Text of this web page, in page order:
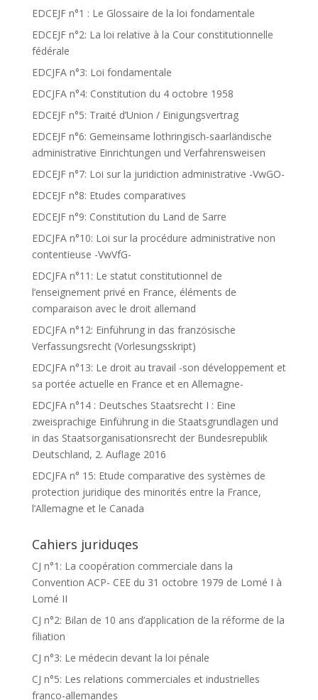
EDCEJF n°1 : Le Glossaire de la loi fondamentale
EDCEJF n°2: La loi relative à la Cour constitutionnelle
fédérale
EDCJFA n°3: Loi fondamentale
EDCJFA n°4: Constitution du 4 octobre 1958
EDCEJF n°5: Traité d’Union / Einigungsvertrag
EDCEJF n°6: Gemeinsame lothringisch-saarländische
administrative Einrichtungen und Verfahrensweisen
EDCEJF n°7: Loi sur la juridiction administrative -VwGO-
EDCEJF n°8: Etudes comparatives
EDCEJF n°9: Constitution du Land de Sarre
EDCJFA n°10: Loi sur la procédure administrative non
contentieuse -VwVfG-
EDCJFA n°11: Le statut constitutionnel de
l’enseignement privé en France, éléments de
comparaison avec le droit allemand
EDCJFA n°12: Einführung in das französische
Verfassungsrecht (Vorlesungsskript)
EDCJFA n°13: Le droit au travail -son développement et
sa portée actuelle en France et en Allemagne-
EDCJFA n°14 : Deutsches Staatsrecht I : Eine
zweisprachige Einführung in die Staatsgrundlagen und
in das Staatsorganisationsrecht der Bundesrepublik
Deutschland, 2. Auflage 2016
EDCJFA n° 15: Etude comparative des systèmes de
protection juridique des minorités entre la France,
l’Allemagne et le Canada
Cahiers juriduqes
CJ n°1: La coopération commerciale dans la
Convention ACP- CEE du 31 octobre 1979 de Lomé I à
Lomé II
CJ n°2: Bilan de 10 ans d’application de la réforme de la
filiation
CJ n°3: Le médecin devant la loi pénale
CJ n°5: Les relations commerciales et industrielles
franco-allemandes